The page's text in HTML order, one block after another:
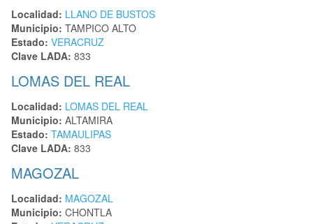
Localidad: LLANO DE BUSTOS
Municipio: TAMPICO ALTO
Estado: VERACRUZ
Clave LADA: 833
LOMAS DEL REAL
Localidad: LOMAS DEL REAL
Municipio: ALTAMIRA
Estado: TAMAULIPAS
Clave LADA: 833
MAGOZAL
Localidad: MAGOZAL
Municipio: CHONTLA